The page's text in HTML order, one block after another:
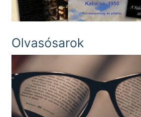
Olvasósarok